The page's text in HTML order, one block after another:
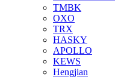
TMBK
OXO
TRX
HASKY
APOLLO
KEWS
Hengjian